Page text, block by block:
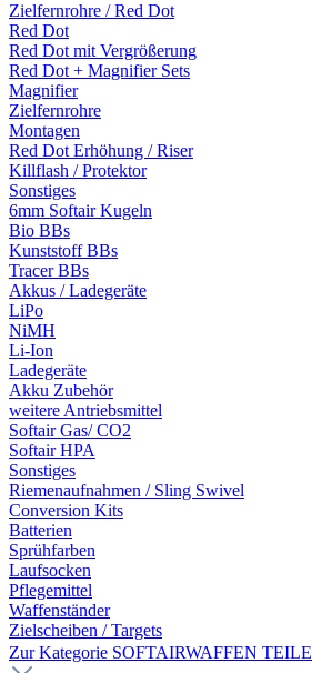
Zielfernrohre / Red Dot
Red Dot
Red Dot mit Vergrößerung
Red Dot + Magnifier Sets
Magnifier
Zielfernrohre
Montagen
Red Dot Erhöhung / Riser
Killflash / Protektor
Sonstiges
6mm Softair Kugeln
Bio BBs
Kunststoff BBs
Tracer BBs
Akkus / Ladegeräte
LiPo
NiMH
Li-Ion
Ladegeräte
Akku Zubehör
weitere Antriebsmittel
Softair Gas/ CO2
Softair HPA
Sonstiges
Riemenaufnahmen / Sling Swivel
Conversion Kits
Batterien
Sprühfarben
Laufsocken
Pflegemittel
Waffenständer
Zielscheiben / Targets
Zur Kategorie SOFTAIRWAFFEN TEILE